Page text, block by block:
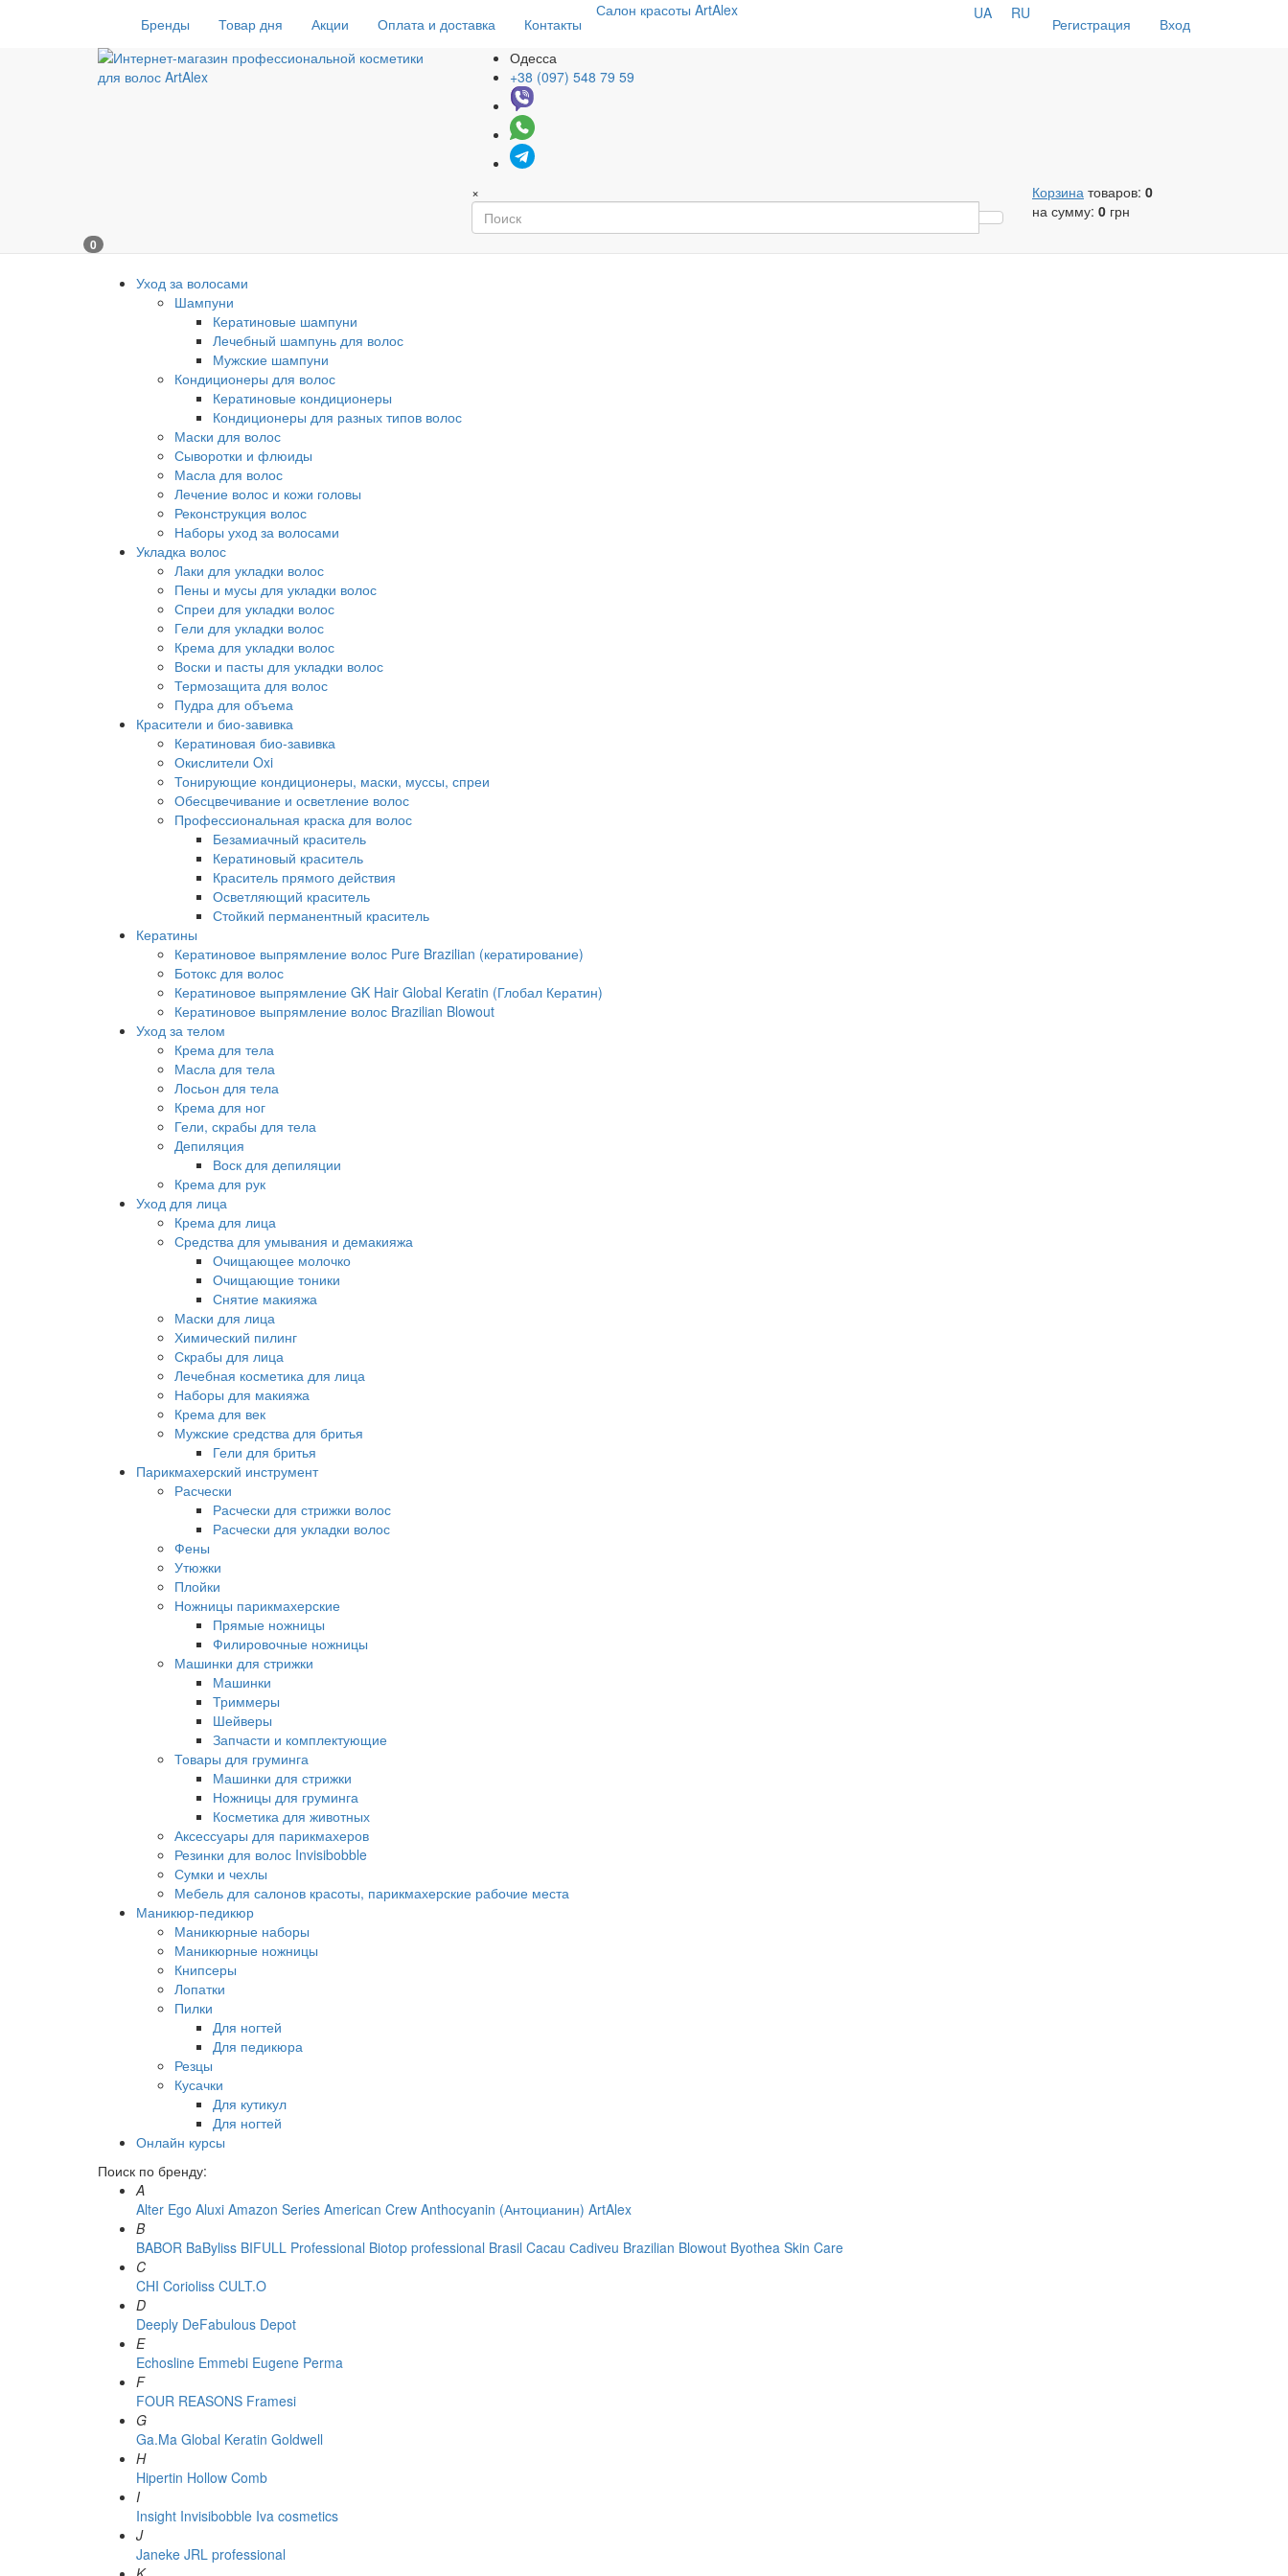
Бренды Товар дня Акции Оплата и доставка Контакты
Салон красоты ArtAlex
Регистрация Вход
UA RU
Одесса
+38 (097) 548 79 59
× Корзина товаров: 0
на сумму: 0 грн
0
Уход за волосами
Шампуни
Кератиновые шампуни
Лечебный шампунь для волос
Мужские шампуни
Кондиционеры для волос
Кератиновые кондиционеры
Кондиционеры для разных типов волос
Маски для волос
Сыворотки и флюиды
Масла для волос
Лечение волос и кожи головы
Реконструкция волос
Наборы уход за волосами
Укладка волос
Лаки для укладки волос
Пены и мусы для укладки волос
Спреи для укладки волос
Гели для укладки волос
Крема для укладки волос
Воски и пасты для укладки волос
Термозащита для волос
Пудра для объема
Красители и био-завивка
Кератиновая био-завивка
Окислители Oxi
Тонирующие кондиционеры, маски, муссы, спреи
Обесцвечивание и осветление волос
Профессиональная краска для волос
Безамиачный краситель
Кератиновый краситель
Краситель прямого действия
Осветляющий краситель
Стойкий перманентный краситель
Кератины
Кератиновое выпрямление волос Pure Brazilian (кератирование)
Ботокс для волос
Кератиновое выпрямление GK Hair Global Keratin (Глобал Кератин)
Кератиновое выпрямление волос Brazilian Blowout
Уход за телом
Крема для тела
Масла для тела
Лосьон для тела
Крема для ног
Гели, скрабы для тела
Депиляция
Воск для депиляции
Крема для рук
Уход для лица
Крема для лица
Средства для умывания и демакияжа
Очищающее молочко
Очищающие тоники
Снятие макияжа
Маски для лица
Химический пилинг
Скрабы для лица
Лечебная косметика для лица
Наборы для макияжа
Крема для век
Мужские средства для бритья
Гели для бритья
Парикмахерский инструмент
Расчески
Расчески для стрижки волос
Расчески для укладки волос
Фены
Утюжки
Плойки
Ножницы парикмахерские
Прямые ножницы
Филировочные ножницы
Машинки для стрижки
Машинки
Триммеры
Шейверы
Запчасти и комплектующие
Товары для груминга
Машинки для стрижки
Ножницы для груминга
Косметика для животных
Аксессуары для парикмахеров
Резинки для волос Invisibobble
Сумки и чехлы
Мебель для салонов красоты, парикмахерские рабочие места
Маникюр-педикюр
Маникюрные наборы
Маникюрные ножницы
Книпсеры
Лопатки
Пилки
Для ногтей
Для педикюра
Резцы
Кусачки
Для кутикул
Для ногтей
Онлайн курсы
Поиск по бренду:
A
Alter Ego Aluxi Amazon Series American Crew Anthocyanin (Антоцианин) ArtAlex
B
BABOR BaByliss BIFULL Professional Biotop professional Brasil Cacau Сadiveu Brazilian Blowout Byothea Skin Care
C
CHI Corioliss CULT.O
D
Deeply DeFabulous Depot
E
Echosline Emmebi Eugene Perma
F
FOUR REASONS Framesi
G
Ga.Ma Global Keratin Goldwell
H
Hipertin Hollow Comb
I
Insight Invisibobble Iva cosmetics
J
Janeke JRL professional